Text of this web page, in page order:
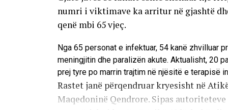
numri i viktimave ka arritur në gjashtë
qenë mbi 65 vjeç.
Nga 65 personat e infektuar, 54 kanë zhvilluar
meningjitin dhe paralizën akute. Aktualisht, 20
prej tyre po marrin trajtim në njësitë e terapisë
Rastet janë përqendruar kryesisht në
Maqedoninë Qendrore. Sipas